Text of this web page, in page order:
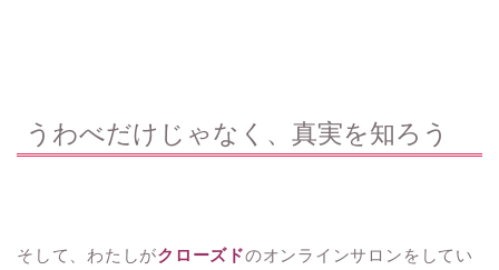
うわべだけじゃなく、真実を知ろう
そして、わたしがクローズドのオンラインサロンをしてい